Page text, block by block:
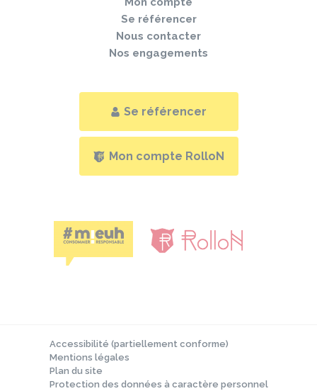
Se référencer
Nous contacter
Nos engagements
Se référencer
Mon compte RolloN
Accessibilité (partiellement conforme)
Mentions légales
Plan du site
Protection des données à caractère personnel